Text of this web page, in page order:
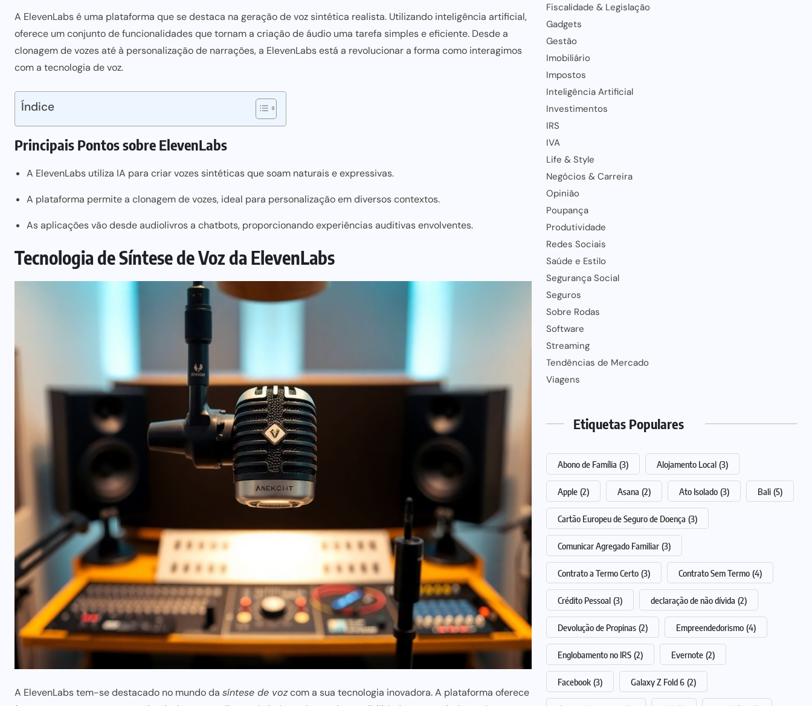
A ElevenLabs é uma plataforma que se destaca na geração de voz sintética realista. Utilizando inteligência artificial,
oferece um conjunto de funcionalidades que tornam a criação de áudio uma tarefa simples e eficiente. Desde a
clonagem de vozes até à personalização de narrações, a ElevenLabs está a revolucionar a forma como interagimos
com a tecnologia de voz.
Índice
Principais Pontos sobre ElevenLabs
A ElevenLabs utiliza IA para criar vozes sintéticas que soam naturais e expressivas.
A plataforma permite a clonagem de vozes, ideal para personalização em diversos contextos.
As aplicações vão desde audiolivros a chatbots, proporcionando experiências auditivas envolventes.
Tecnologia de Síntese de Voz da ElevenLabs
A ElevenLabs tem-se destacado no mundo da síntese de vozcom a sua tecnologia inovadora. A plataforma oferece
Fiscalidade & Legislação
Gadgets
Gestão
Imobiliário
Impostos
Inteligência Artificial
Investimentos
IRS
IVA
Life & Style
Negócios & Carreira
Opinião
Poupança
Produtividade
Redes Sociais
Saúde e Estilo
Segurança Social
Seguros
Sobre Rodas
Software
Streaming
Tendências de Mercado
Viagens
Etiquetas Populares
Abono de Família (3) Alojamento Local (3)
Apple (2) Asana (2) Ato Isolado (3) Bali (5)
Cartão Europeu de Seguro de Doença (3)
Comunicar Agregado Familiar (3)
Contrato a Termo Certo (3) Contrato Sem Termo (4)
Crédito Pessoal (3) declaração de não dívida (2)
Devolução de Propinas (2) Empreendedorismo (4)
Englobamento no IRS (2) Evernote (2)
Facebook (3) Galaxy Z Fold 6 (2)